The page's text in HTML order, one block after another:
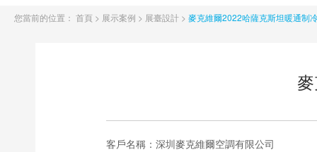
您當前的位置： 首頁 > 展示案例 > 展臺設計 > 麥克維爾2022哈薩克斯坦暖通制
客戶名稱： 深圳麥克維爾空調有限公司